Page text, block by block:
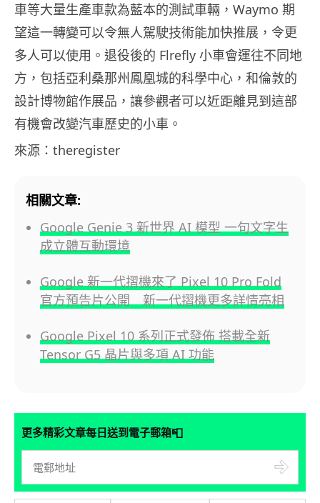
車等大量生產車款為藍本的測試車輛，Waymo 期
望這一轉變可以令無人駕駛技術能加快推展，令更
多人可以使用。退役後的 Flrefly 小車會運往不同地
方，包括亞利桑那州鳳凰城的科學中心，和倫敦的
設計博物館作展品，讓參觀者可以近距離見到這部
有機會改變汽車歷史的小車。
來源：theregister
相關文章:
Google Genie 3 新世界 AI 模型 一句文字生
成立體互動環境
Google 新一代摺機來了 Pixel 10 Pro Fold
官方預告片公開 新一代摺機更多詳情亮相
Google Pixel 10 系列正式發佈 搭載全新
Tensor G5 晶片與多項 AI 功能
更多精彩文章每日送到電子郵箱📮